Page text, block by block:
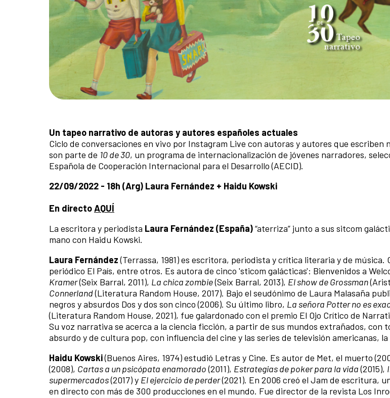
Un tapeo narrativo de autoras y autores españoles actuales
Ciclo de conversaciones en vivo por Instagram Live con autoras y autores que escriben
son parte de 10 de 30, un programa de internacionalización de jóvenes narradores,
Española de Cooperación Internacional para el Desarrollo (AECID).
22/09/2022 - 18h (Arg) Laura Fernández + Haidu Kowski
En directoAQUÍ
La escritora y periodista Laura Fernández (España)“aterriza” junto a sus sitcom
mano con Haidu Kowski.
Laura Fernández(Terrassa, 1981) es escritora, periodista y crítica literaria y de música.
periódico El País, entre otros. Es autora de cinco 'sticom galácticas': Bienvenidos a
Kramer(Seix Barral, 2011), La chica zombie(Seix Barral, 2013), El show de Grossman
Connerland(Literatura Random House, 2017). Bajo el seudónimo de Laura Malasaña
negros y absurdos Dos y dos son cinco (2006). Su último libro, La señora Potter no es
(Literatura Random House, 2021), fue galardonado con el premio El Ojo Crítico de
Su voz narrativa se acerca a la ciencia ficción, a partir de sus mundos extrañados, con
absurdo y de cultura pop, con influencia del cine y las series de televisión americanas,
Haidu Kowski(Buenos Aires, 1974) estudió Letras y Cine. Es autor de Met, el muerto
(2008), Cartas a un psicópata enamorado(2011), Estrategias de poker para la vida(2015),
supermercados(2017) y El ejercicio de perder(2021). En 2006 creó el Jam de escritura,
en directo con más de 300 producciones en el mundo. Fue director de la revista Los